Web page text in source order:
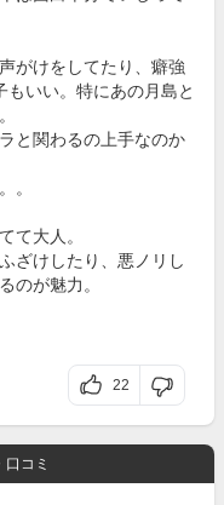
がけをしてたり、癖強
いい。特にあの月島と
と関わるの上手なのか
。
て大人。
ざけしたり、悪ノリし
のが魅力。
22
コミ